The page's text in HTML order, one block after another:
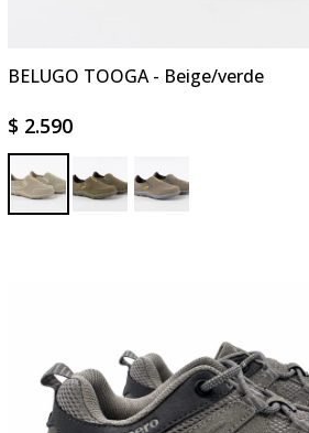
BELUGO TOOGA - Beige/verde
$ 2.590